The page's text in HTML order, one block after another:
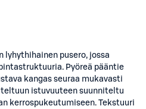
lyhythihainen pusero, jossa
Pyöreä pääntie
kangas seuraa mukavasti
istuvuuteen suunniteltu
kerrospukeutumiseen. Tekstuuri